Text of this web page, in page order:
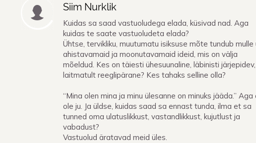
Siim Nurklik
Kuidas sa saad vastuoludega elada, küsivad nad. Aga
kuidas te saate vastuoludeta elada?
Ühtse, tervikliku, muutumatu isiksuse mõte tundub mulle
ahistavamaid ja moonutavamaid ideid, mis on välja
mõeldud. Kes on täiesti ühesuunaline, läbinisti järjepidev,
laitmatult reeglipärane? Kes tahaks selline olla?
“Mina olen mina ja minu ülesanne on minuks jääda.” Aga
ole ju. Ja üldse, kuidas saad sa ennast tunda, ilma et sa
tunned oma ulatuslikkust, vastandlikkust, kujutlust ja
vabadust?
Vastuolud äratavad meid üles.